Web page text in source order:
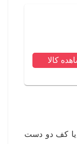
کالا
بین انگشتان یا کف دو دست